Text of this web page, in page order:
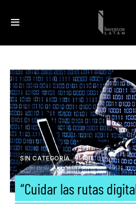
SIN CATEGORÍA
“Cuidar las rutas